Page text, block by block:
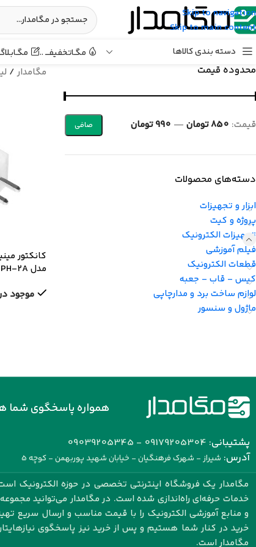
Skip to navigation
Skip to main content
دسته بندی کالاها مگـاتخفیفـــ ..
محدوده قیمت
صافی قيمت: 850 تومان — 990 تومان
دسته‌های محصولات
ابزار و تجهیزات
پروژه و کیت
تجهیزات الکترونیک
فیلم آموزشی
قطعات الکترونیک
کیس - قاب - جعبه
لوازم ساخت برد و مدارچاپی
ماژول و سنسور
مگامدار/
مدل JST PH-2A
موجود در
همواره پاسخگوی شما
پشتیبانی: 09179205304 - 09039205345
آدرس: شیراز - شهرک فرهنگیان - خیابان شهید پوربهمن - کوچه 5
مگامدار یک فروشگاه اینترنتی تخصصی در حوزه الکترونیک
خدمات حرفه‌ای راه‌اندازی شده است. در مگامدار می‌توانید
و منابع آموزشی الکترونیک را با قیمت مناسب و ارسال سریع
خرید در کنار شما هستیم و پس از خرید نیز پاسخگوی
مگامدار است.